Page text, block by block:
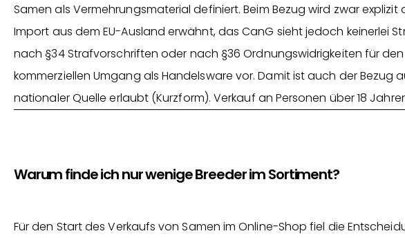
Samen als Vermehrungsmaterial definiert. Beim Bezug wird zwar explizit
Import aus dem EU-Ausland erwähnt, das CanG sieht jedoch keinerlei
nach §34 Strafvorschriften oder nach §36 Ordnungswidrigkeiten für den
kommerziellen Umgang als Handelsware vor. Damit ist auch der Bezug
nationaler Quelle erlaubt (Kurzform). Verkauf an Personen über 18
Warum finde ich nur wenige Breeder im Sortiment?
Für den Start des Verkaufs von Samen im Online-Shop fiel die